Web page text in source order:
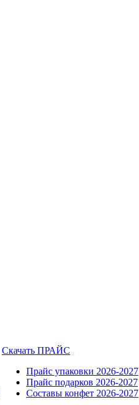
Скачать ПРАЙС
Прайс упаковки 2026-2027
Прайс подарков 2026-2027
Составы конфет 2026-2027